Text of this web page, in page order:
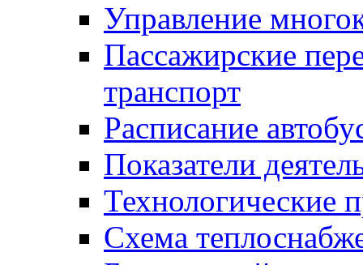
Управление
Пассажирские
транспорт
Расписание
Показатели
Технологические
Схема